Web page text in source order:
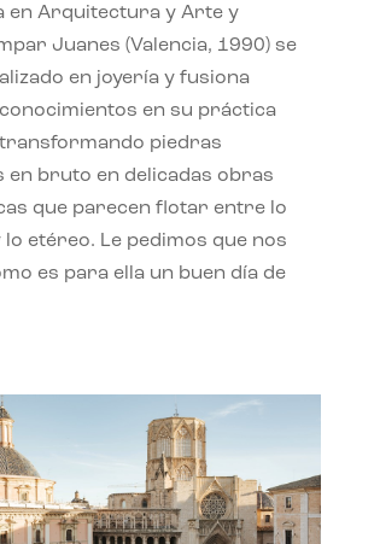
en Arquitectura y Arte y
Juanes (Valencia, 1990) se
en joyería y fusiona
en su práctica
piedras
en bruto en delicadas obras
que parecen flotar entre lo
lo etéreo. Le pedimos que nos
es para ella un buen día de